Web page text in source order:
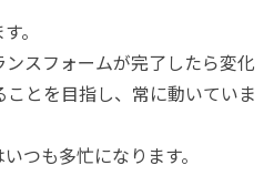
。
スフォームが完了したら変化
とを目指し、常に動いていま
つも多忙になります。